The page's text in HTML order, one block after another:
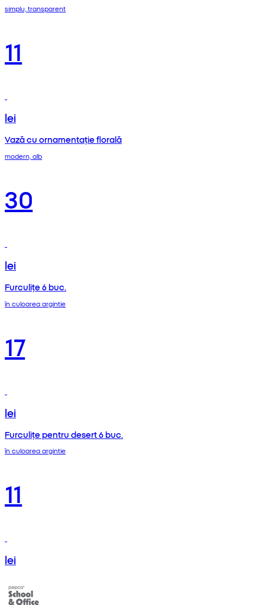
simplu, transparent
11
lei
Vază cu ornamentație florală
modern, alb
30
lei
Furculițe 6 buc.
în culoarea argintie
17
lei
Furculițe pentru desert 6 buc.
în culoarea argintie
11
lei